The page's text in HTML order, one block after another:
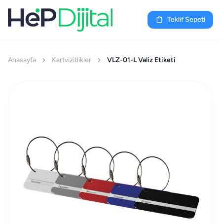
Teklif Sepeti
Anasayfa Kartvizitlikler VLZ-01-L Valiz Etiketi